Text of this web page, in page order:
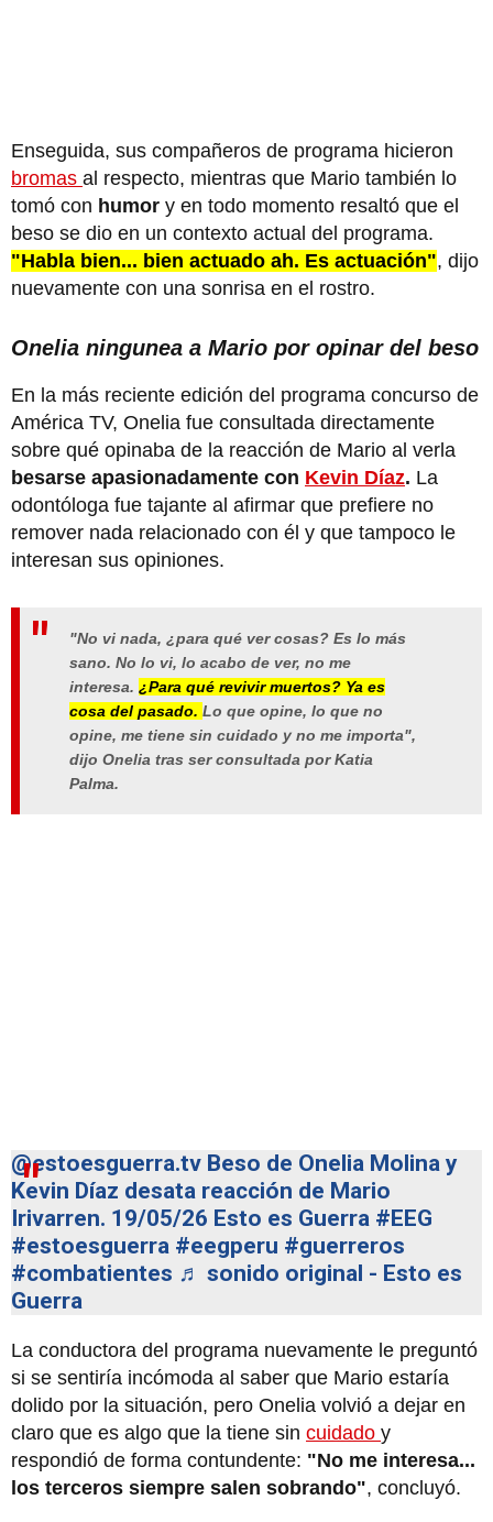
Enseguida, sus compañeros de programa hicieron
bromas al respecto, mientras que Mario también lo
tomó con humor y en todo momento resaltó que el
beso se dio en un contexto actual del programa.
"Habla bien... bien actuado ah. Es actuación", dijo
nuevamente con una sonrisa en el rostro.
Onelia ningunea a Mario por opinar del beso
En la más reciente edición del programa concurso de
América TV, Onelia fue consultada directamente
sobre qué opinaba de la reacción de Mario al verla
besarse apasionadamente con Kevin Díaz. La
odontóloga fue tajante al afirmar que prefiere no
remover nada relacionado con él y que tampoco le
interesan sus opiniones.
"No vi nada, ¿para qué ver cosas? Es lo más
sano. No lo vi, lo acabo de ver, no me
interesa. ¿Para qué revivir muertos? Ya es
cosa del pasado. Lo que opine, lo que no
opine, me tiene sin cuidado y no me importa",
dijo Onelia tras ser consultada por Katia
Palma.
@estoesguerra.tv Beso de Onelia Molina y
Kevin Díaz desata reacción de Mario
Irivarren. 19/05/26 Esto es Guerra #EEG
#estoesguerra #eegperu #guerreros
#combatientes ♬ sonido original - Esto es
Guerra
La conductora del programa nuevamente le preguntó
si se sentiría incómoda al saber que Mario estaría
dolido por la situación, pero Onelia volvió a dejar en
claro que es algo que la tiene sin cuidado y
respondió de forma contundente: "No me interesa...
los terceros siempre salen sobrando", concluyó.